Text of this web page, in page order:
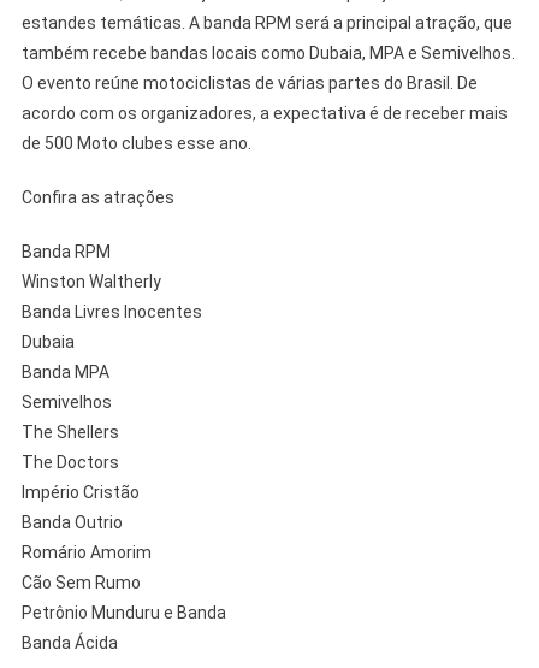
estandes temáticas. A banda RPM será a principal atração, que
também recebe bandas locais como Dubaia, MPA e Semivelhos.
O evento reúne motociclistas de várias partes do Brasil. De
acordo com os organizadores, a expectativa é de receber mais
de 500 Moto clubes esse ano.
Confira as atrações
Banda RPM
Winston Waltherly
Banda Livres Inocentes
Dubaia
Banda MPA
Semivelhos
The Shellers
The Doctors
Império Cristão
Banda Outrio
Romário Amorim
Cão Sem Rumo
Petrônio Munduru e Banda
Banda Ácida